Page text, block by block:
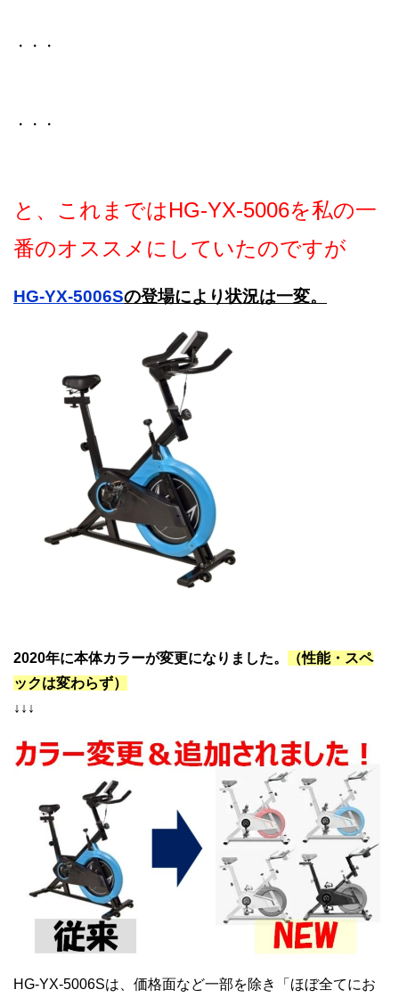
・・・
・・・
と、これまではHG-YX-5006を私の一
番のオススメにしていたのですが
HG-YX-5006Sの登場により状況は一変。
2020年に本体カラーが変更になりました。
（性能・スペ
ックは変わらず）
↓↓↓
HG-YX-5006Sは、価格面など一部を除き「ほぼ全てにお